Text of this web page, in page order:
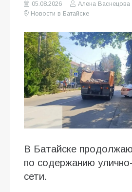
05.08.2026
Алена Васнецова
Новости в Батайске
В Батайске
по содержанию
сети.